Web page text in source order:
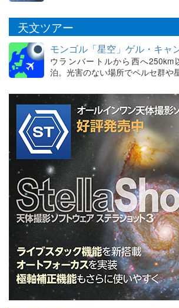
天文ツアー
モンゴル「星空」ゲル・キャ
ウランバートルから西へ250km
泊。光害のない場所でペルセ群や